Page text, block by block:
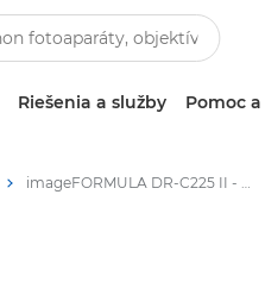
Riešenia a služby Pomoc
imageFORMULA DR-C225 II - Scanners for Home & Office